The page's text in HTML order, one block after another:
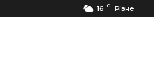
16 C Рівне